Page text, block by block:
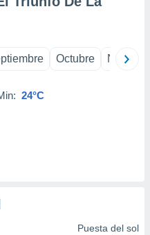
Octubre
24°C
Puesta del sol